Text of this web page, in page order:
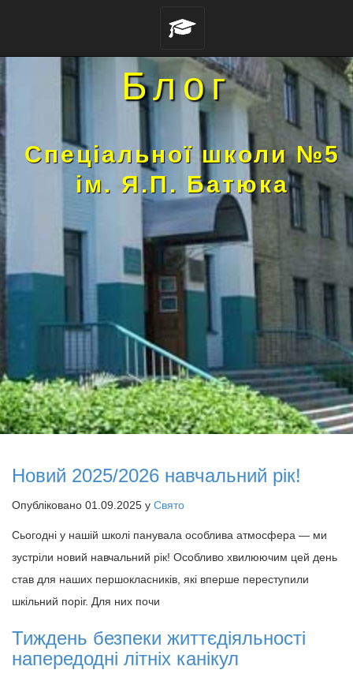
Блог
Спеціальної школи №5
ім. Я.П. Батюка
Новий 2025/2026 навчальний рік!
Опубліковано 01.09.2025 у Свято
Сьогодні у нашій школі панувала особлива атмосфера — ми
зустріли новий навчальний рік! Особливо хвилюючим цей день
став для наших першокласників, які вперше переступили
шкільний поріг. Для них почи
Тиждень безпеки життєдіяльності
напередодні літніх канікул